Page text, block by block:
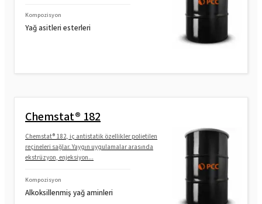
Kompozisyon
Yağ asitleri esterleri
Chemstat® 182
Chemstat® 182, iç antistatik özellikler polietilen
reçineleri sağlar. Yaygın uygulamalar arasında
ekstrüzyon, enjeksiyon...
Kompozisyon
Alkoksillenmiş yağ aminleri